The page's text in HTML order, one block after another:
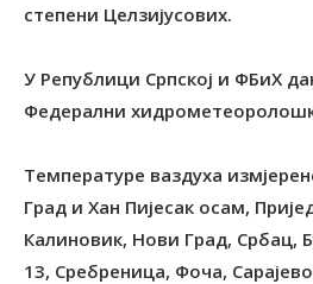
степени Целзијусових.
У Републици Српској и ФБиХ
Федерални
Температуре ваздуха
Град и Хан Пијесак осам,
Калиновик, Нови Град, Србац,
13, Сребреница, Фоча,